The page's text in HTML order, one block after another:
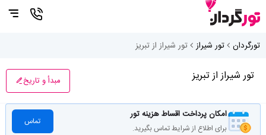
تورگردان تور شیراز تور شیراز از تبریز
تور شیراز از تبریز مبدأ و تاریخ
امکان پرداخت اقساط هزینه تور
برای اطلاع از شرایط تماس بگیرید.
تماس